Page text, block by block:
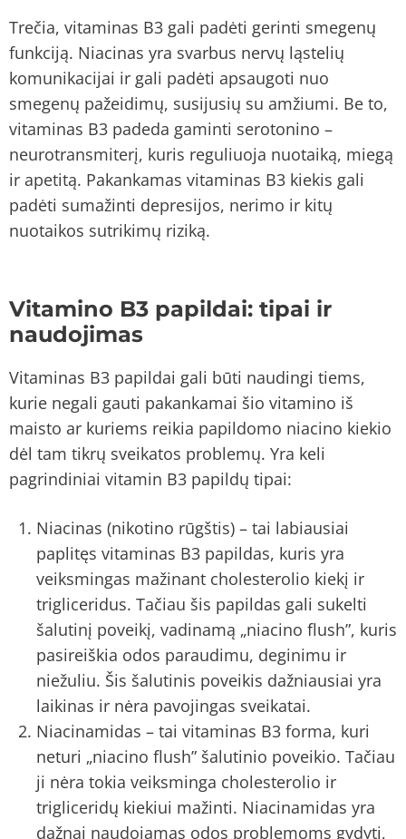
Trečia, vitaminas B3 gali padėti gerinti smegenų
funkciją. Niacinas yra svarbus nervų ląstelių
komunikacijai ir gali padėti apsaugoti nuo
smegenų pažeidimų, susijusių su amžiumi. Be to,
vitaminas B3 padeda gaminti serotonino –
neurotransmiterį, kuris reguliuoja nuotaiką, miegą
ir apetitą. Pakankamas vitaminas B3 kiekis gali
padėti sumažinti depresijos, nerimo ir kitų
nuotaikos sutrikimų riziką.
Vitamino B3 papildai: tipai ir
naudojimas
Vitaminas B3 papildai gali būti naudingi tiems,
kurie negali gauti pakankamai šio vitamino iš
maisto ar kuriems reikia papildomo niacino kiekio
dėl tam tikrų sveikatos problemų. Yra keli
pagrindiniai vitamin B3 papildų tipai:
Niacinas (nikotino rūgštis) – tai labiausiai
paplitęs vitaminas B3 papildas, kuris yra
veiksmingas mažinant cholesterolio kiekį ir
trigliceridus. Tačiau šis papildas gali sukelti
šalutinį poveikį, vadinamą „niacino flush”, kuris
pasireiškia odos paraudimu, deginimu ir
niežuliu. Šis šalutinis poveikis dažniausiai yra
laikinas ir nėra pavojingas sveikatai.
Niacinamidas – tai vitaminas B3 forma, kuri
neturi „niacino flush” šalutinio poveikio. Tačiau
ji nėra tokia veiksminga cholesterolio ir
trigliceridų kiekiui mažinti. Niacinamidas yra
dažnai naudojamas odos problemoms gydyti,